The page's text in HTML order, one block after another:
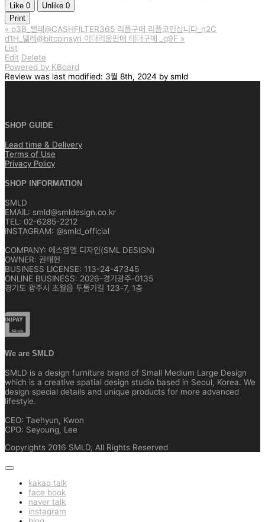
Like 0 Unlike 0
Print
« o3B_텔레@CASHFILTER365 리플구매 리플코인삽니다_n2C
d1H_텔레@bitcoinsyri 이더리움판매 테더구매 _q9F »
List
Edit Delete
Powered by KBoard
Review was last modified: 3월 8th, 2024 by smld
SHOP GUIDE
Lead time & Delivery
Terms of Use
Privacy Policy
SHOP INFORMATION
SMLD
EMAIL: smld@smldesign.co.kr
TEL: 02-6285-2212
INSTAGRAM: @smld_official
COMPANY: 에스엠엘 디자인(SML DESIGN)
OWNER: 권태현
BUSINESS LICENSE: 113-24-47345
ONLINE BUSINESS: 2026-경기광주-0135
경기도 광주시 초월읍 두둘기길 123-7, 1층
We are SMLD
SMLD is a design furniture brand of Small Medium Large Design
which is a creative spatial design studio based in Seoul, Korea. We
design special details and unique products for more advanced
lifestyle.
CEO: Taehyun, Kwon
CPO: Seyoung, Lee
Copyrights 2016 SMLD, All Rights Reserved
kakao talk
face book
naver talk
instagram